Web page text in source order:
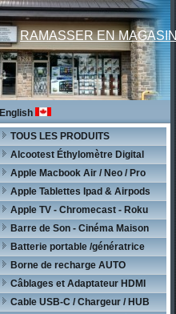
RAMASSER EN MAGASIN
English
TOUS LES PRODUITS
Alcootest Éthylomètre Digital
Apple Macbook Air / Neo / Pro
Apple Tablettes Ipad & Airpods
Apple TV - Chromecast - Roku
Barre de Son - Cinéma Maison
Batterie portable /génératrice
Borne de recharge AUTO
Câblages et Adaptateur HDMI
Cable USB-C / Chargeur / HUB